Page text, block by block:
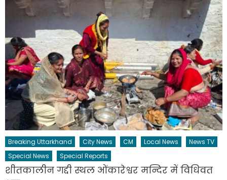
Breaking Uttarkhand City News CM Local News
News TV
Special News
Special Reports
शीतकालीन गद्दी स्थल ओंकारेश्वर मन्दिर में विधिवत